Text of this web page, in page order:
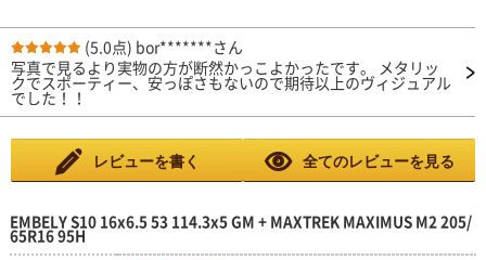
(5.0点) bor*******さん
写真で見るより実物の方が断然かっこよかったです。 メタリッ
クでスポーティー、安っぽさもないので期待以上のヴィジュアル
でした！！
レビューを書く 全てのレビューを見る
EMBELY S10 16x6.5 53 114.3x5 GM + MAXTREK MAXIMUS M2 205/
65R16 95H